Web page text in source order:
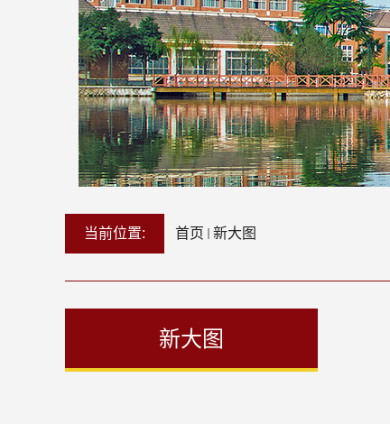
当前位置: 首页 新大图
新大图